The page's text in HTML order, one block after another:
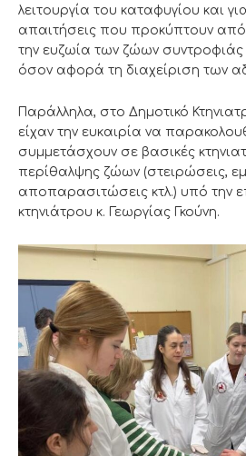
λειτουργία του καταφυγίου και
απαιτήσεις που προκύπτουν από
την ευζωία των ζώων συντροφιάς
όσον αφορά τη διαχείριση των
Παράλληλα, στο Δημοτικό
είχαν την ευκαιρία να
συμμετάσχουν σε βασικές
περίθαλψης ζώων (στειρώσεις,
αποπαρασιτώσεις κτλ.) υπό την
κτηνιάτρου κ. Γεωργίας Γκούνη.